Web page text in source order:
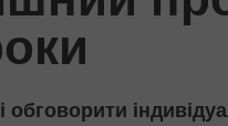
обговорити